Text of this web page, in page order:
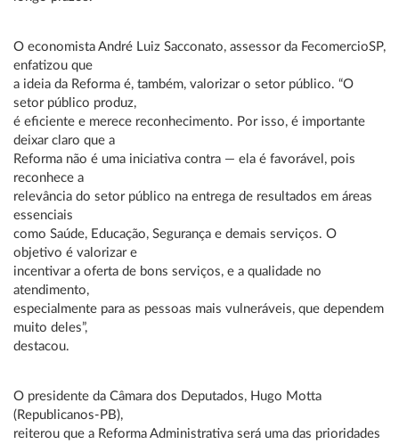
O economista André Luiz Sacconato, assessor da FecomercioSP,
enfatizou que
a ideia da Reforma é, também, valorizar o setor público. “O
setor público produz,
é eficiente e merece reconhecimento. Por isso, é importante
deixar claro que a
Reforma não é uma iniciativa contra — ela é favorável, pois
reconhece a
relevância do setor público na entrega de resultados em áreas
essenciais
como Saúde, Educação, Segurança e demais serviços. O
objetivo é valorizar e
incentivar a oferta de bons serviços, e a qualidade no
atendimento,
especialmente para as pessoas mais vulneráveis, que dependem
muito deles”,
destacou.
O presidente da Câmara dos Deputados, Hugo Motta
(Republicanos-PB),
reiterou que a Reforma Administrativa será uma das prioridades